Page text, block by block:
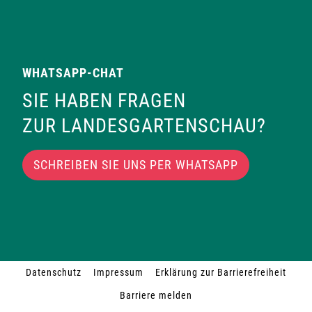
WHATSAPP-CHAT
SIE HABEN FRAGEN
ZUR LANDESGARTENSCHAU?
SCHREIBEN SIE UNS PER WHATSAPP
Datenschutz Impressum
Erklärung zur Barrierefreiheit
Barriere melden